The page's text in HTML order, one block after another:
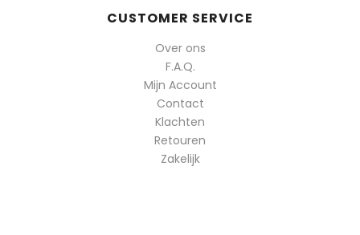
CUSTOMER SERVICE
Over ons
F.A.Q.
Mijn Account
Contact
Klachten
Retouren
Zakelijk